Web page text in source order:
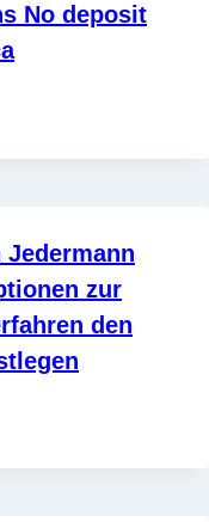
No deposit
Jedermann
zur
den